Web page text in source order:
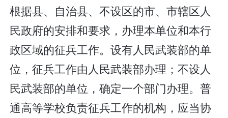
根据县、自治县、不设区的市、市辖区人
民政府的安排和要求，办理本单位和本行
政区域的征兵工作。设有人民武装部的单
位，征兵工作由人民武装部办理；不设人
民武装部的单位，确定一个部门办理。普
通高等学校负责征兵工作的机构，应当协